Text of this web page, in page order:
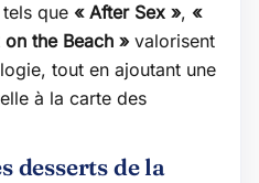
que « After Sex », «
on the Beach » valorisent
tout en ajoutant une
à la carte des
desserts de la